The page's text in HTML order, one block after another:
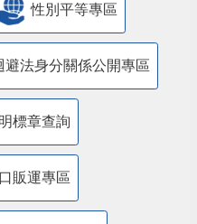
性別平等專區
法身分關係公開專區
標章查詢
販運專區